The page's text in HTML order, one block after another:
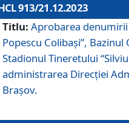
913/21.12.2023
Titlu: Aprobarea
Popescu Colibași”,
Stadionul Tineretului
administrarea Direcției
Brașov.